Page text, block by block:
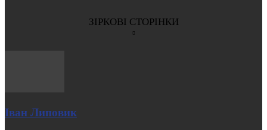
ЗІРКОВІ СТОРІНКИ
Іван Липовик